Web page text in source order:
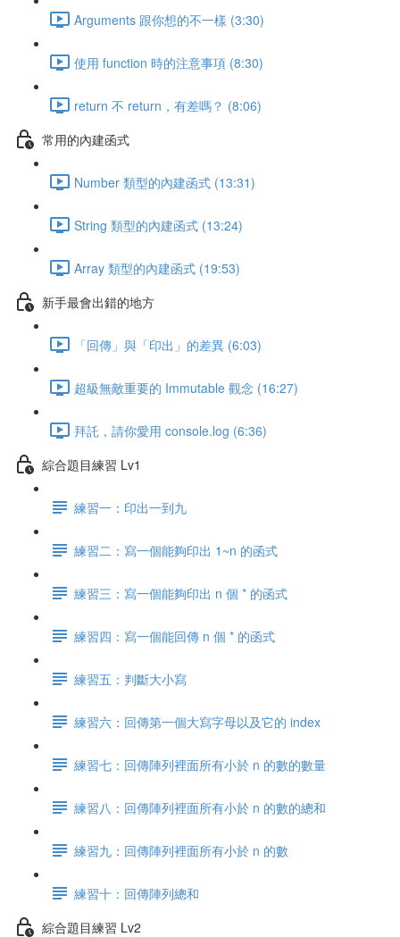
Arguments 跟你想的不一樣 (3:30)
使用 function 時的注意事項 (8:30)
return 不 return，有差嗎？ (8:06)
常用的內建函式
Number 類型的內建函式 (13:31)
String 類型的內建函式 (13:24)
Array 類型的內建函式 (19:53)
新手最會出錯的地方
「回傳」與「印出」的差異 (6:03)
超級無敵重要的 Immutable 觀念 (16:27)
拜託，請你愛用 console.log (6:36)
綜合題目練習 Lv1
練習一：印出一到九
練習二：寫一個能夠印出 1~n 的函式
練習三：寫一個能夠印出 n 個 * 的函式
練習四：寫一個能回傳 n 個 * 的函式
練習五：判斷大小寫
練習六：回傳第一個大寫字母以及它的 index
練習七：回傳陣列裡面所有小於 n 的數的數量
練習八：回傳陣列裡面所有小於 n 的數的總和
練習九：回傳陣列裡面所有小於 n 的數
練習十：回傳陣列總和
綜合題目練習 Lv2